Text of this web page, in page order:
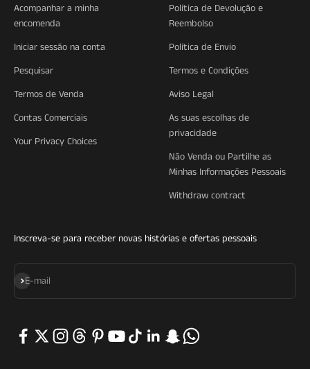
Acompanhar a minha
encomenda
Iniciar sessão na conta
Pesquisar
Termos de Venda
Contas Comerciais
Your Privacy Choices
Política de Devolução e
Reembolso
Política de Envio
Termos e Condições
Aviso Legal
As suas escolhas de
privacidade
Não Venda ou Partilhe as
Minhas Informações Pessoais
Withdraw contract
Inscreva-se para receber novas histórias e ofertas pessoais
E-mail
Subscrever